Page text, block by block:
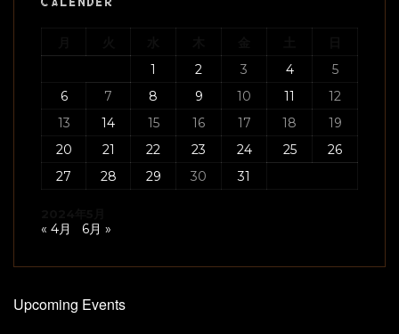
CALENDER
1
2 3 4
5
6
7 8 9 10 11
12
13
14 15 16 17 18
19
20
21 22 23 24 25
26
27
28 29 30 31
« 4月 6月 »
Upcoming Events